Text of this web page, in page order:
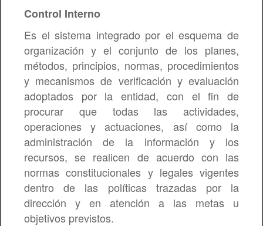
Control Interno
Es el sistema integrado por el esquema de
organización y el conjunto de los planes,
métodos, principios, normas, procedimientos
y mecanismos de verificación y evaluación
adoptados por la entidad, con el fin de
procurar que todas las actividades,
operaciones y actuaciones, así como la
administración de la información y los
recursos, se realicen de acuerdo con las
normas constitucionales y legales vigentes
dentro de las políticas trazadas por la
dirección y en atención a las metas u
objetivos previstos.